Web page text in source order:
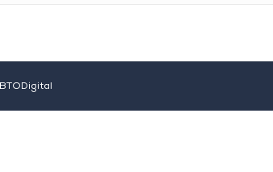
BTODigital